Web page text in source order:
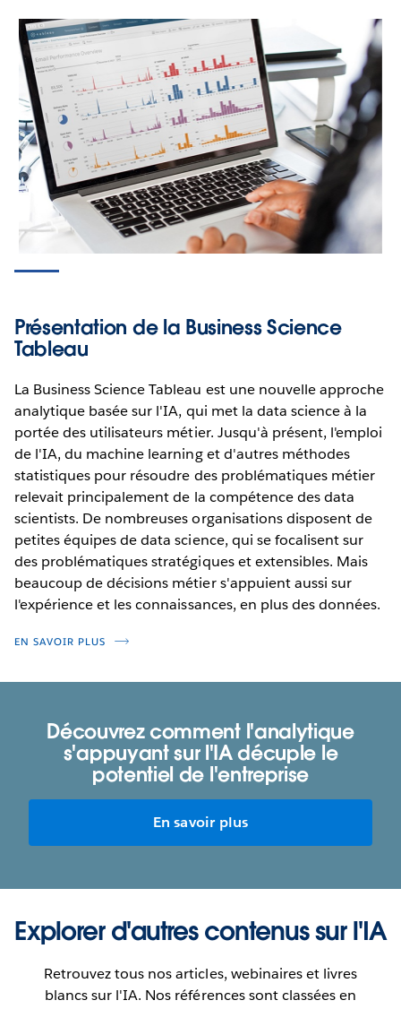
Présentation de la Business Science
Tableau
La Business Science Tableau est une nouvelle approche
analytique basée sur l'IA, qui met la data science à la
portée des utilisateurs métier. Jusqu'à présent, l'emploi
de l'IA, du machine learning et d'autres méthodes
statistiques pour résoudre des problématiques métier
relevait principalement de la compétence des data
scientists. De nombreuses organisations disposent de
petites équipes de data science, qui se focalisent sur
des problématiques stratégiques et extensibles. Mais
beaucoup de décisions métier s'appuient aussi sur
l'expérience et les connaissances, en plus des données.
EN SAVOIR PLUS
Découvrez comment l'analytique
s'appuyant sur l'IA décuple le
potentiel de l'entreprise
En savoir plus
Explorer d'autres contenus sur l'IA
Retrouvez tous nos articles, webinaires et livres
blancs sur l'IA. Nos références sont classées en